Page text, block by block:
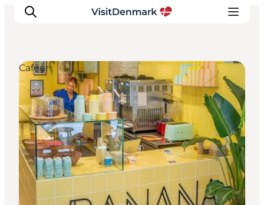
Inspiration
Destinationer
Oplevelser
Overnatning
Planlæg ferien
Cafeer